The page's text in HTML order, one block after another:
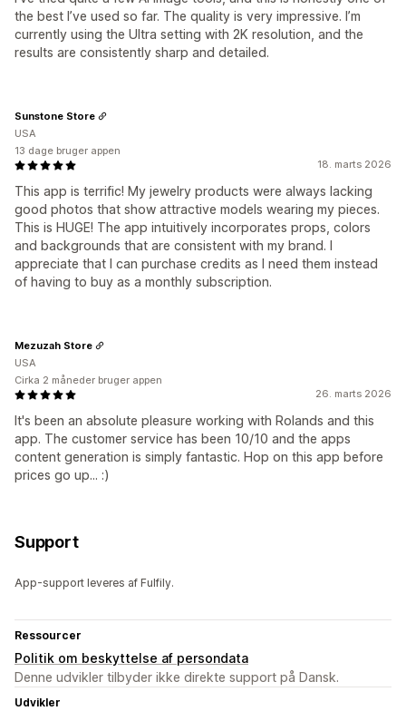
the best I’ve used so far. The quality is very impressive. I’m
currently using the Ultra setting with 2K resolution, and the
results are consistently sharp and detailed.
18. marts 2026
This app is terrific! My jewelry products were always lacking
good photos that show attractive models wearing my pieces.
This is HUGE! The app intuitively incorporates props, colors
and backgrounds that are consistent with my brand. I
appreciate that I can purchase credits as I need them instead
of having to buy as a monthly subscription.
Sunstone Store
USA
13 dage bruger appen
26. marts 2026
It's been an absolute pleasure working with Rolands and this
app. The customer service has been 10/10 and the apps
content generation is simply fantastic. Hop on this app before
prices go up... :)
Mezuzah Store
USA
Cirka 2 måneder bruger appen
Support
App-support leveres af Fulfily.
Ressourcer
Politik om beskyttelse af persondata
Denne udvikler tilbyder ikke direkte support på Dansk.
Udvikler